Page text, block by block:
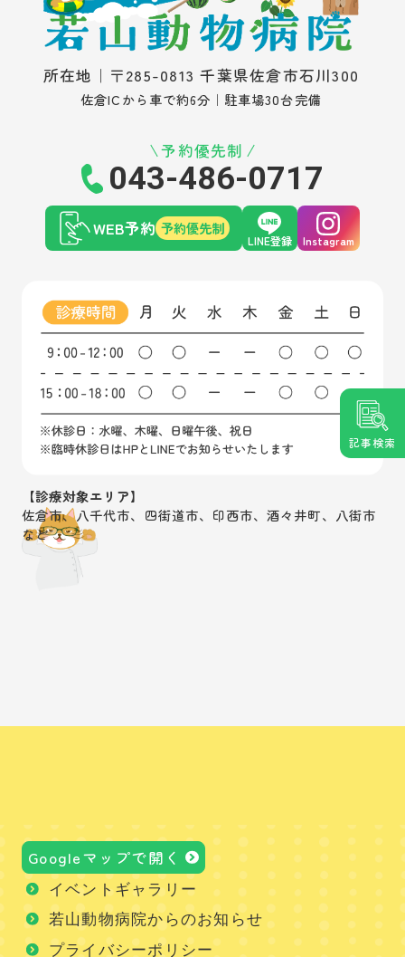
記事検索
所在地｜〒285-0813 千葉県佐倉市石川300
佐倉ICから車で約6分｜駐車場30台完備
予約優先制
043-486-0717
WEB予約 予約優先制
LINE登録 Instagram
【診療対象エリア】
佐倉市、八千代市、四街道市、印西市、酒々井町、八街市
など
Googleマップで開く
イベントギャラリー
若山動物病院からのお知らせ
プライバシーポリシー